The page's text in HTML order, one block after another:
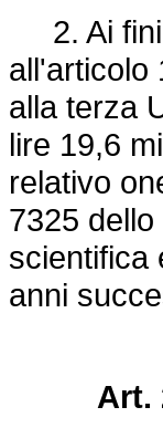
2. Ai fini
all'articolo
alla terza
lire 19,6
relativo
7325
scientifica
anni
Art.